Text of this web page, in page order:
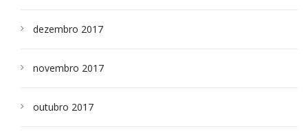
dezembro 2017
novembro 2017
outubro 2017